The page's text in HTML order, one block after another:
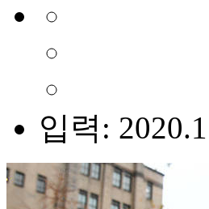
입력: